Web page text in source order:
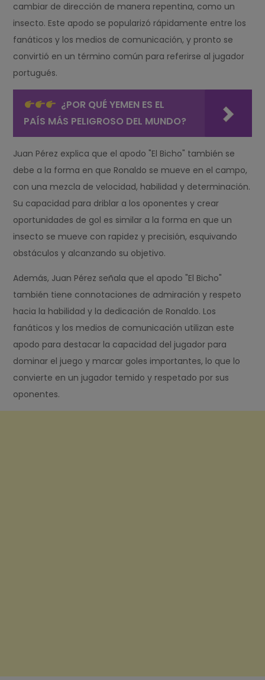
cambiar de dirección de manera repentina, como un
insecto. Este apodo se popularizó rápidamente entre los
fanáticos y los medios de comunicación, y pronto se
convirtió en un término común para referirse al jugador
portugués.
¿POR QUÉ YEMEN ES EL
PAÍS MÁS PELIGROSO DEL MUNDO?
Juan Pérez explica que el apodo "El Bicho" también se
debe a la forma en que Ronaldo se mueve en el campo,
con una mezcla de velocidad, habilidad y determinación.
Su capacidad para driblar a los oponentes y crear
oportunidades de gol es similar a la forma en que un
insecto se mueve con rapidez y precisión, esquivando
obstáculos y alcanzando su objetivo.
Además, Juan Pérez señala que el apodo "El Bicho"
también tiene connotaciones de admiración y respeto
hacia la habilidad y la dedicación de Ronaldo. Los
fanáticos y los medios de comunicación utilizan este
apodo para destacar la capacidad del jugador para
dominar el juego y marcar goles importantes, lo que lo
convierte en un jugador temido y respetado por sus
oponentes.